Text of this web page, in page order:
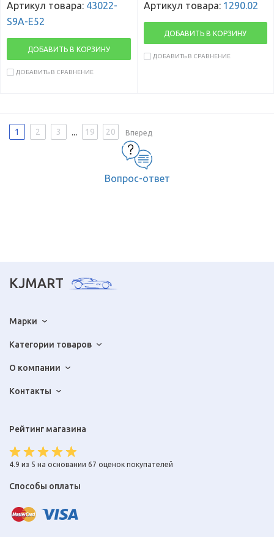
Артикул товара: 43022-
S9A-E52
ДОБАВИТЬ В КОРЗИНУ
ДОБАВИТЬ В СРАВНЕНИЕ
Артикул товара: 1290.02
ДОБАВИТЬ В КОРЗИНУ
ДОБАВИТЬ В СРАВНЕНИЕ
1 2 3 ... 19 20 Вперед
Вопрос-ответ
KJMART
Марки
Категории товаров
О компании
Контакты
Рейтинг магазина
4.9 из 5 на основании 67 оценок покупателей
Способы оплаты